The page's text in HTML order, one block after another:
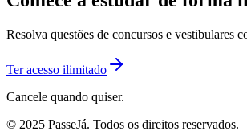
Resolva questões de concursos e vestibulares
Ter acesso ilimitado
Cancele quando quiser.
© 2025 PasseJá. Todos os direitos reservados.